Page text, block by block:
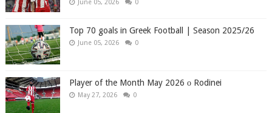
June 05, 2026 0
Top 70 goals in Greek Football | Season 2025/26
June 05, 2026 0
Player of the Month May 2026 ο Rodinei
May 27, 2026 0